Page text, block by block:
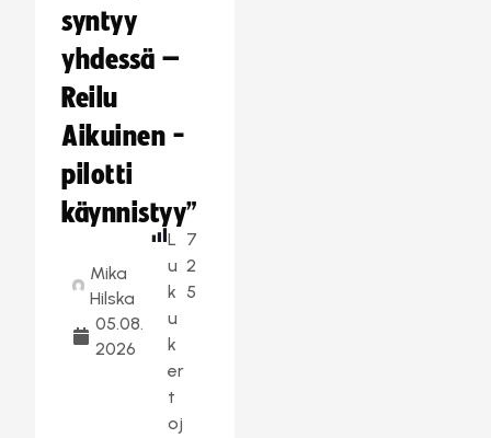
syntyy
yhdessä –
Reilu
Aikuinen -
pilotti
käynnistyy”
Mika
Hilska
05.08.
2026
L
u
k
u
k
er
t
oj
7
2
5